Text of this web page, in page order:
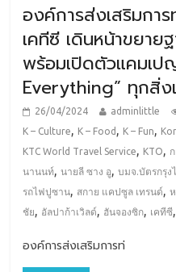
องค์การส่งเสริมกา
เคทีซี เดินหน้าขยาย
พร้อมเปิดตัวแคมเป
Everything” ทุกสิ่ง
26/04/2024 adminlittle
K – Culture, K – Food , K – Fun,
KTC World Travel Service, KTO,
นานนท์,นายลี ซาง อู,บมจ.บัตรกรุง
รถไฟปูซาน, สกาย แคปซูล เทรนด์,
ชัย, อัลปาก้าเวิลด์, ฮันจองซิก, เคทีซี,
องค์การส่งเสริมการท่